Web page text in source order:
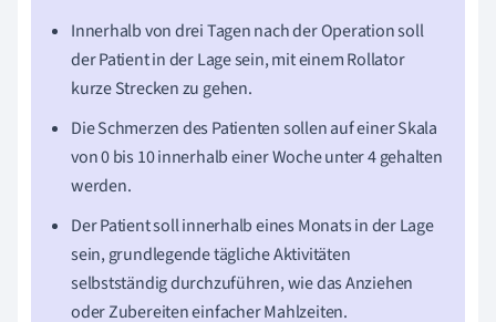
Innerhalb von drei Tagen nach der Operation soll
der Patient in der Lage sein, mit einem Rollator
kurze Strecken zu gehen.
Die Schmerzen des Patienten sollen auf einer Skala
von 0 bis 10 innerhalb einer Woche unter 4 gehalten
werden.
Der Patient soll innerhalb eines Monats in der Lage
sein, grundlegende tägliche Aktivitäten
selbstständig durchzuführen, wie das Anziehen
oder Zubereiten einfacher Mahlzeiten.